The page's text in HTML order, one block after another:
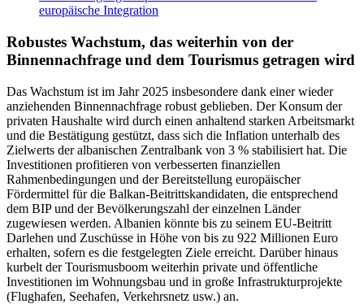
europäische Integration
Robustes Wachstum, das weiterhin von der
Binnennachfrage und dem Tourismus getragen wird
Das Wachstum ist im Jahr 2025 insbesondere dank einer wieder
anziehenden Binnennachfrage robust geblieben. Der Konsum der
privaten Haushalte wird durch einen anhaltend starken Arbeitsmarkt
und die Bestätigung gestützt, dass sich die Inflation unterhalb des
Zielwerts der albanischen Zentralbank von 3 % stabilisiert hat. Die
Investitionen profitieren von verbesserten finanziellen
Rahmenbedingungen und der Bereitstellung europäischer
Fördermittel für die Balkan-Beitrittskandidaten, die entsprechend
dem BIP und der Bevölkerungszahl der einzelnen Länder
zugewiesen werden. Albanien könnte bis zu seinem EU-Beitritt
Darlehen und Zuschüsse in Höhe von bis zu 922 Millionen Euro
erhalten, sofern es die festgelegten Ziele erreicht. Darüber hinaus
kurbelt der Tourismusboom weiterhin private und öffentliche
Investitionen im Wohnungsbau und in große Infrastrukturprojekte
(Flughafen, Seehafen, Verkehrsnetz usw.) an.